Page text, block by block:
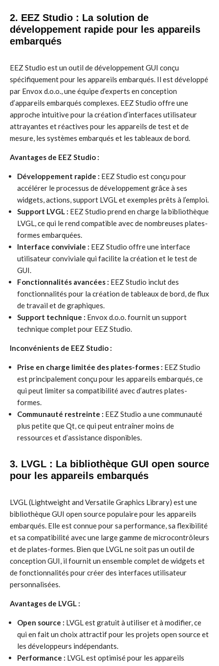
2. EEZ Studio : La solution de
développement rapide pour les appareils
embarqués
EEZ Studio est un outil de développement GUI conçu
spécifiquement pour les appareils embarqués. Il est développé
par Envox d.o.o., une équipe d’experts en conception
d’appareils embarqués complexes. EEZ Studio offre une
approche intuitive pour la création d’interfaces utilisateur
attrayantes et réactives pour les appareils de test et de
mesure, les systèmes embarqués et les tableaux de bord.
Avantages de EEZ Studio :
Développement rapide : EEZ Studio est conçu pour
accélérer le processus de développement grâce à ses
widgets, actions, support LVGL et exemples prêts à l’emploi.
Support LVGL : EEZ Studio prend en charge la bibliothèque
LVGL, ce qui le rend compatible avec de nombreuses plates-
formes embarquées.
Interface conviviale : EEZ Studio offre une interface
utilisateur conviviale qui facilite la création et le test de
GUI.
Fonctionnalités avancées : EEZ Studio inclut des
fonctionnalités pour la création de tableaux de bord, de flux
de travail et de graphiques.
Support technique : Envox d.o.o. fournit un support
technique complet pour EEZ Studio.
Inconvénients de EEZ Studio :
Prise en charge limitée des plates-formes : EEZ Studio
est principalement conçu pour les appareils embarqués, ce
qui peut limiter sa compatibilité avec d’autres plates-
formes.
Communauté restreinte : EEZ Studio a une communauté
plus petite que Qt, ce qui peut entraîner moins de
ressources et d’assistance disponibles.
3. LVGL : La bibliothèque GUI open source
pour les appareils embarqués
LVGL (Lightweight and Versatile Graphics Library) est une
bibliothèque GUI open source populaire pour les appareils
embarqués. Elle est connue pour sa performance, sa flexibilité
et sa compatibilité avec une large gamme de microcontrôleurs
et de plates-formes. Bien que LVGL ne soit pas un outil de
conception GUI, il fournit un ensemble complet de widgets et
de fonctionnalités pour créer des interfaces utilisateur
personnalisées.
Avantages de LVGL :
Open source : LVGL est gratuit à utiliser et à modifier, ce
qui en fait un choix attractif pour les projets open source et
les développeurs indépendants.
Performance : LVGL est optimisé pour les appareils